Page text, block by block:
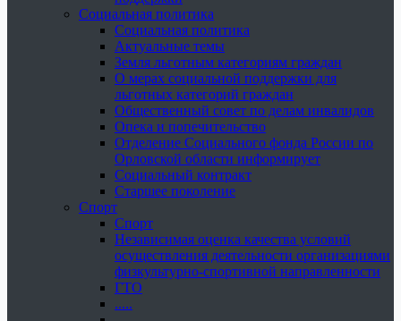
Социальная политика
Социальная политика
Актуальные темы
Земля льготным категориям граждан
О мерах социальной поддержки для
льготных категорий граждан
Общественный совет по делам инвалидов
Опека и попечительство
Отделение Социального фонда России по
Орловской области информирует
Социальный контракт
Старшее поколение
Спорт
Спорт
Независимая оценка качества условий
осуществления деятельности организациями
физкультурно-спортивной направленности
ГТО
.....